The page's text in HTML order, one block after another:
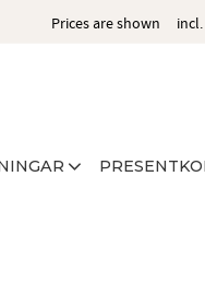
Prices are shown incl.